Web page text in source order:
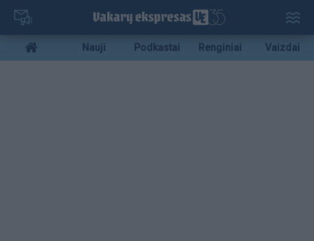
Pereiti
pagrindinį
turinį
Mobile
menu
Nauji Podkastai Renginiai Vaizdai